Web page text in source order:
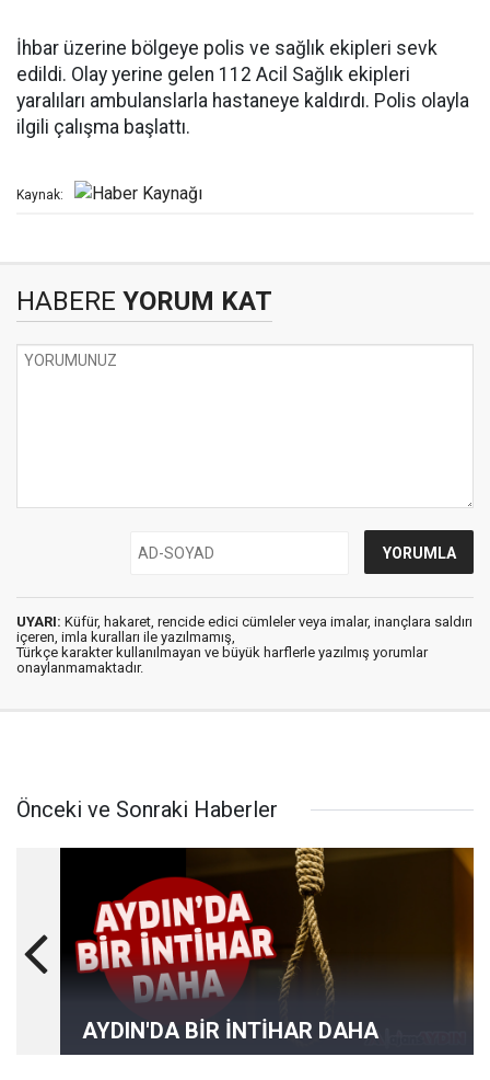
İhbar üzerine bölgeye polis ve sağlık ekipleri sevk
edildi. Olay yerine gelen 112 Acil Sağlık ekipleri
yaralıları ambulanslarla hastaneye kaldırdı. Polis olayla
ilgili çalışma başlattı.
Kaynak:
HABERE YORUM KAT
UYARI: Küfür, hakaret, rencide edici cümleler veya imalar, inançlara saldırı
içeren, imla kuralları ile yazılmamış,
Türkçe karakter kullanılmayan ve büyük harflerle yazılmış yorumlar
onaylanmamaktadır.
Önceki ve Sonraki Haberler
AYDIN'DA BİR İNTİHAR DAHA